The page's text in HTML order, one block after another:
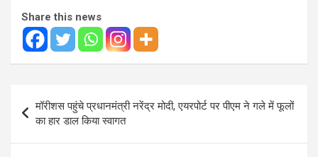
Share this news
navigation
मॉरीशस पहुंचे प्रधानमंत्री नरेंद्र मोदी, एयरपोर्ट पर पीएम ने गले में फूलों
का हार डाल किया स्‍वागत